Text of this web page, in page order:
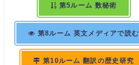
第5ルーム 数秘術
第8ルーム 英文メディアで読む
第10ルーム 翻訳の歴史研究